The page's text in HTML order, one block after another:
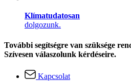
Klímatudatosan
dolgozunk.
További segítségre van szüksége
Szívesen válaszolunk kérdéseire.
Kapcsolat